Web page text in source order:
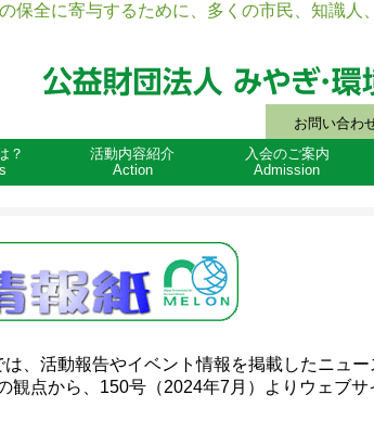
保全に寄与するために、多くの市民、知識
お問い合わ
？
活動内容紹介
Action
入会のご案内
Admission
は、活動報告やイベント情報を掲載したニュ
観点から、150号（2024年7月）よりウェブ